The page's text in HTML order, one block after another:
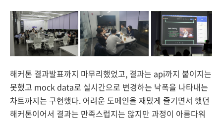
해커톤 결과발표까지 마무리했었고, 결과는 api까지 붙이지는
못했고 mock data로 실시간으로 변경하는 낙폭을 나타내는
차트까지는 구현했다. 어려운 도메인을 재밌게 즐기면서 했던
해커톤이어서 결과는 만족스럽지는 않지만 과정이 아름다워